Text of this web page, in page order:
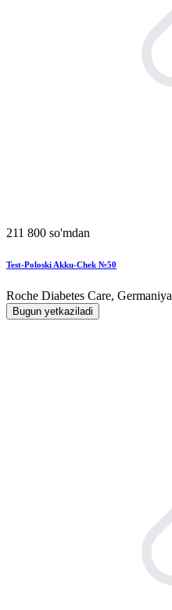
211 800 so'mdan
Test-Poloski Akku-Chek №50
Roche Diabetes Care, Germaniya
Bugun yetkaziladi